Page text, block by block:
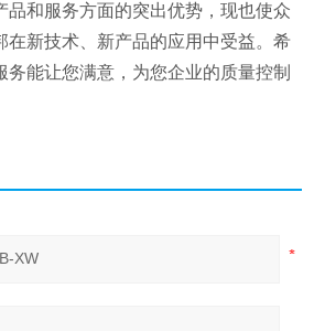
品和服务方面的突出优势，现也使众
在新技术、新产品的应用中受益。希
务能让您满意，为您企业的质量控制